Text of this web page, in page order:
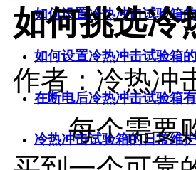
如何设置冷热冲击试验箱
如何设置冷热冲击试验箱
在断电后冷热冲击试验箱
冷热冲击试验箱的日常维
如何挑选冷
作者：冷热冲
每个需要